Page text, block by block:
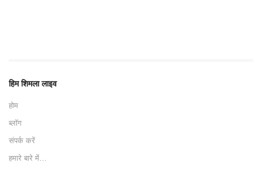
हिम शिमला लाइव
होम
ब्लॉग
संपर्क करें
हमारे बारे में…